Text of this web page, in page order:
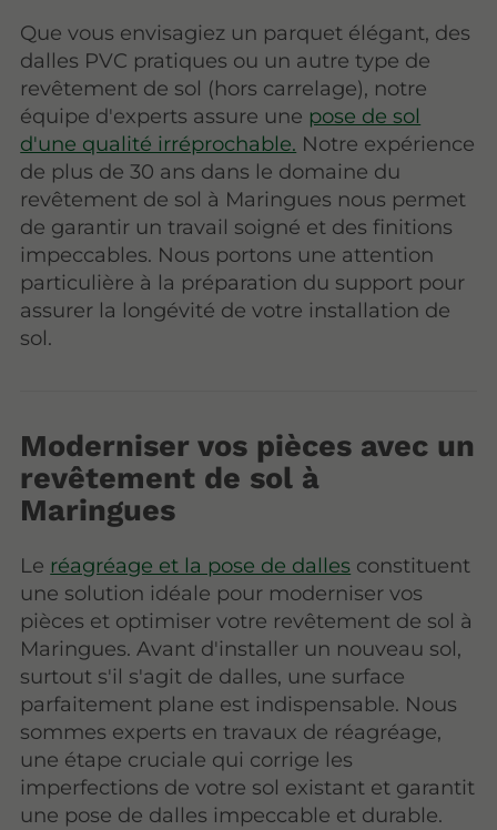
Que vous envisagiez un parquet élégant, des
dalles PVC pratiques ou un autre type de
revêtement de sol (hors carrelage), notre
équipe d'experts assure une pose de sol
d'une qualité irréprochable. Notre expérience
de plus de 30 ans dans le domaine du
revêtement de sol à Maringues nous permet
de garantir un travail soigné et des finitions
impeccables. Nous portons une attention
particulière à la préparation du support pour
assurer la longévité de votre installation de
sol.
Moderniser vos pièces avec un
revêtement de sol à
Maringues
Le réagréage et la pose de dalles constituent
une solution idéale pour moderniser vos
pièces et optimiser votre revêtement de sol à
Maringues. Avant d'installer un nouveau sol,
surtout s'il s'agit de dalles, une surface
parfaitement plane est indispensable. Nous
sommes experts en travaux de réagréage,
une étape cruciale qui corrige les
imperfections de votre sol existant et garantit
une pose de dalles impeccable et durable.